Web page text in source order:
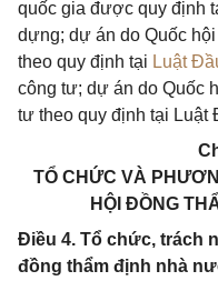
quốc gia được quy định
dựng; dự án do Quốc
theo quy định tại Luật
công tư; dự án do Quốc
tư theo quy định tại Luật
TỔ CHỨC VÀ
HỘI ĐỒNG
Điều 4. Tổ chức, trách
đồng thẩm định nhà